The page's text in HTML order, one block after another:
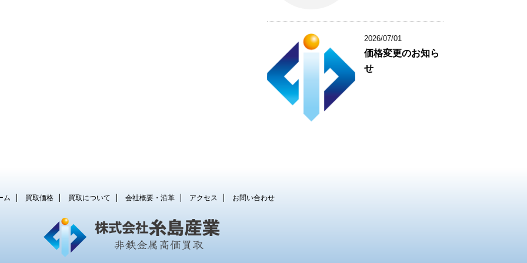
2026/07/01
価格変更のお知ら
せ
ム 買取価格 買取について 会社概要・沿革 アクセス お問い合わせ